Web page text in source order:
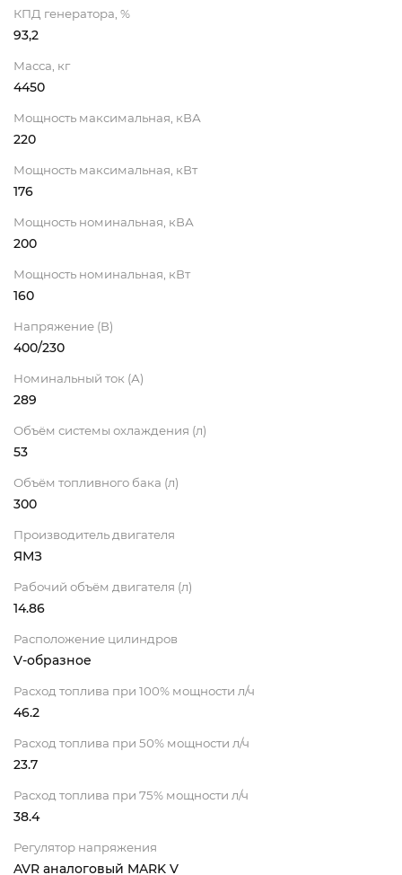
КПД генератора, %
93,2
Масса, кг
4450
Мощность максимальная, кВА
220
Мощность максимальная, кВт
176
Мощность номинальная, кВА
200
Мощность номинальная, кВт
160
Напряжение (В)
400/230
Номинальный ток (А)
289
Объём системы охлаждения (л)
53
Объём топливного бака (л)
300
Производитель двигателя
ЯМЗ
Рабочий объём двигателя (л)
14.86
Расположение цилиндров
V-образное
Расход топлива при 100% мощности л/ч
46.2
Расход топлива при 50% мощности л/ч
23.7
Расход топлива при 75% мощности л/ч
38.4
Регулятор напряжения
AVR аналоговый MARK V